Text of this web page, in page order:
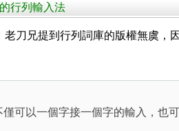
行列輸入法
老刀兄提到行列詞庫的版權無虞，
僅可以一個字接一個字的輸入，也